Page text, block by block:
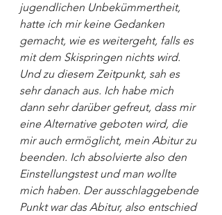
jugendlichen Unbekümmertheit,
hatte ich mir keine Gedanken
gemacht, wie es weitergeht, falls es
mit dem Skispringen nichts wird.
Und zu diesem Zeitpunkt, sah es
sehr danach aus. Ich habe mich
dann sehr darüber gefreut, dass mir
eine Alternative geboten wird, die
mir auch ermöglicht, mein Abitur zu
beenden. Ich absolvierte also den
Einstellungstest und man wollte
mich haben. Der ausschlaggebende
Punkt war das Abitur, also entschied